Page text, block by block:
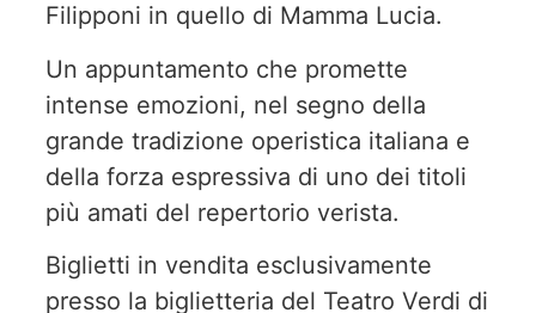
Filipponi in quello di Mamma Lucia.
Un appuntamento che promette
intense emozioni, nel segno della
grande tradizione operistica italiana e
della forza espressiva di uno dei titoli
più amati del repertorio verista.
Biglietti in vendita esclusivamente
presso la biglietteria del Teatro Verdi di